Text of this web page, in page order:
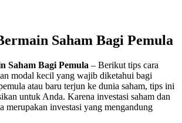
Saham Bagi Pemula
Saham Bagi Pemula – Berikut tips cara
modal kecil yang wajib diketahui bagi
atau baru terjun ke dunia saham, tips ini
untuk Anda. Karena investasi saham dan
merupakan investasi yang mengandung